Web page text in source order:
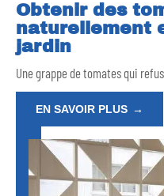
Obtenir des
naturellement
jardin
Une grappe de tomates qui
EN SAVOIR PLUS